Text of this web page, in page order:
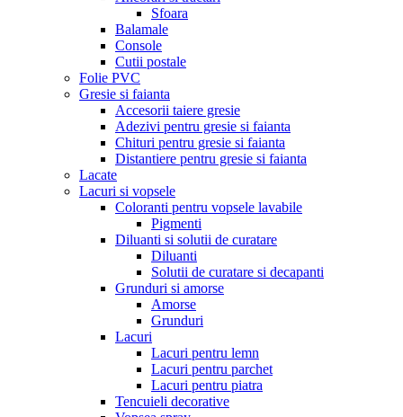
Sfoara
Balamale
Console
Cutii postale
Folie PVC
Gresie si faianta
Accesorii taiere gresie
Adezivi pentru gresie si faianta
Chituri pentru gresie si faianta
Distantiere pentru gresie si faianta
Lacate
Lacuri si vopsele
Coloranti pentru vopsele lavabile
Pigmenti
Diluanti si solutii de curatare
Diluanti
Solutii de curatare si decapanti
Grunduri si amorse
Amorse
Grunduri
Lacuri
Lacuri pentru lemn
Lacuri pentru parchet
Lacuri pentru piatra
Tencuieli decorative